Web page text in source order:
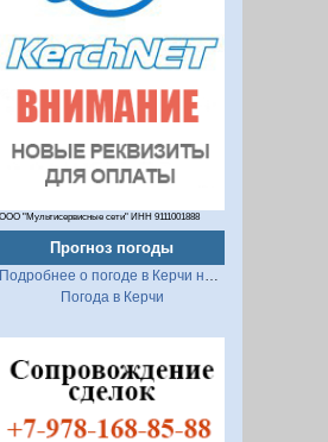
ООО "Мультисервисные сети" ИНН 9111001888
Прогноз погоды
Подробнее о погоде в Керчи на 2 недели
Погода в Керчи